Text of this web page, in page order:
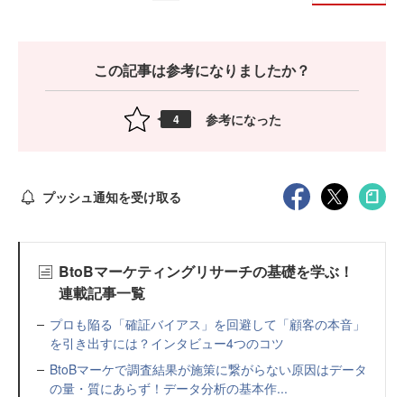
この記事は参考になりましたか？
4 参考になった
プッシュ通知を受け取る
BtoBマーケティングリサーチの基礎を学ぶ！
連載記事一覧
プロも陥る「確証バイアス」を回避して「顧客の本音」
を引き出すには？インタビュー4つのコツ
BtoBマーケで調査結果が施策に繋がらない原因はデータ
の量・質にあらず！データ分析の基本作...